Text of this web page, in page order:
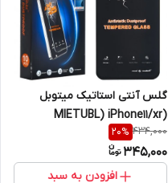
گلس آنتی استاتیک میتوبل
(MIETUBL) iPhone11/xr
434,000
20%
345,000
افزودن به سبد